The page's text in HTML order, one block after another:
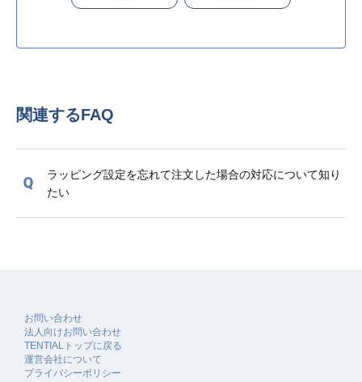
関連するFAQ
ラッピング設定を忘れて注文した場合の対応について知り
たい
お問い合わせ
法人向けお問い合わせ
TENTIALトップに戻る
運営会社について
プライバシーポリシー